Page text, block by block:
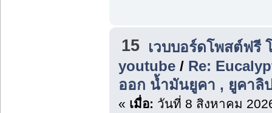
15 เวบบอร์ดโพสต์ฟรี
youtube/ Re:
ออก น้ำมันยูคา , ยูคาลิ
« เมื่อ: วันที่ 8 สิงหาคม